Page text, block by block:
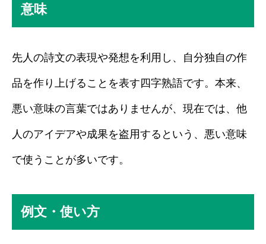
意味
先人の詩文の表現や発想を利用し、自分独自の作
品を作り上げることを表す四字熟語です。本来、
悪い意味の言葉ではありませんが、現在では、他
人のアイデアや成果を盗用するという、悪い意味
で使うことが多いです。
例文・使い方